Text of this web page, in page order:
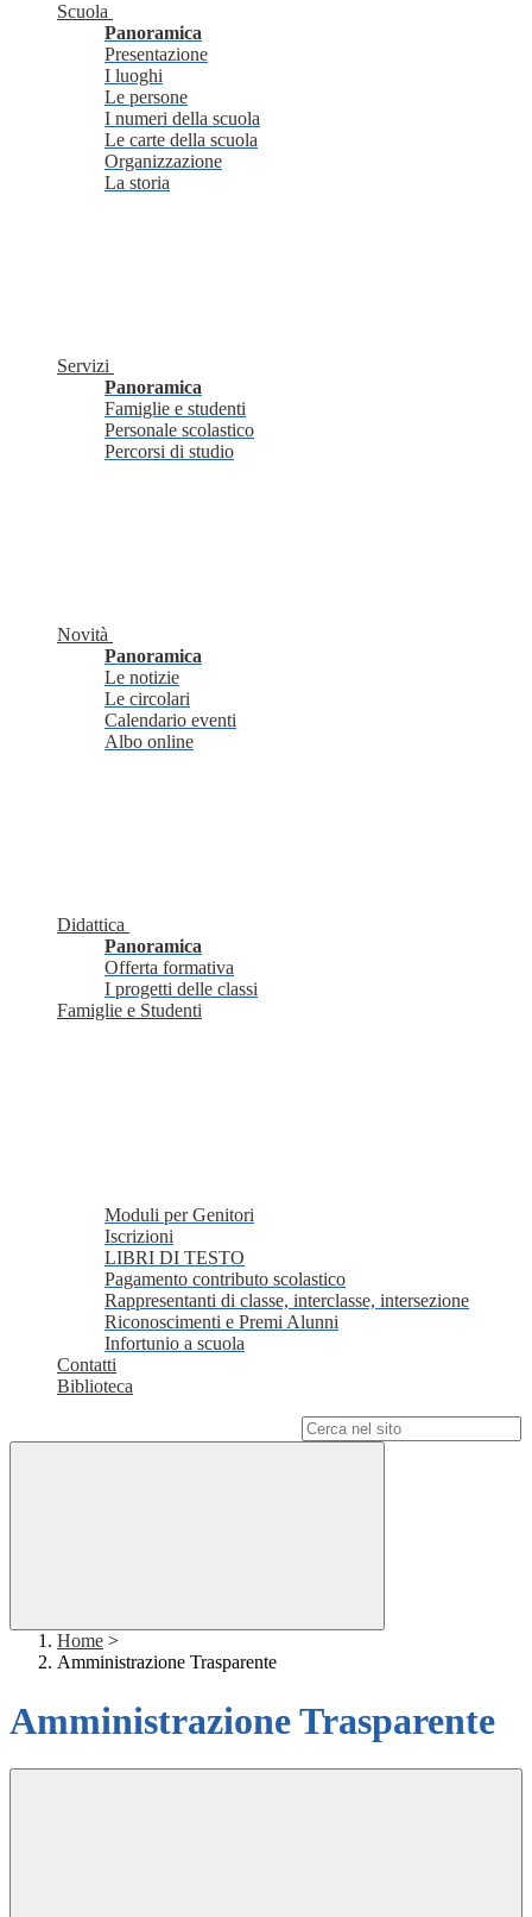
Scuola
Panoramica
Presentazione
I luoghi
Le persone
I numeri della scuola
Le carte della scuola
Organizzazione
La storia
Servizi
Panoramica
Famiglie e studenti
Personale scolastico
Percorsi di studio
Novità
Panoramica
Le notizie
Le circolari
Calendario eventi
Albo online
Didattica
Panoramica
Offerta formativa
I progetti delle classi
Famiglie e Studenti
Moduli per Genitori
Iscrizioni
LIBRI DI TESTO
Pagamento contributo scolastico
Rappresentanti di classe, interclasse, intersezione
Riconoscimenti e Premi Alunni
Infortunio a scuola
Contatti
Biblioteca
Home >
Amministrazione Trasparente
Amministrazione Trasparente